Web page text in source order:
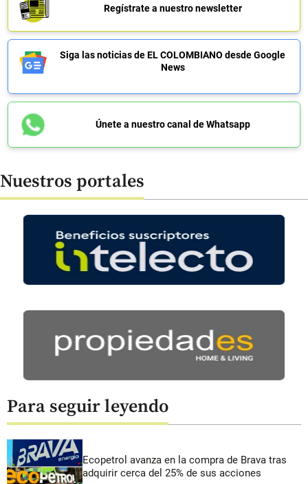
Regístrate a nuestro newsletter
Siga las noticias de EL COLOMBIANO desde Google
News
Únete a nuestro canal de Whatsapp
Nuestros portales
Para seguir leyendo
Ecopetrol avanza en la compra de Brava tras
adquirir cerca del 25% de sus acciones